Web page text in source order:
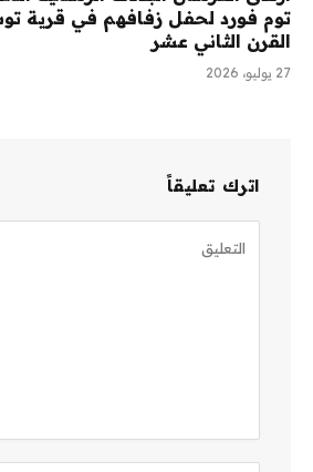
توم فورد لحفل زفافهم في قرية
القرن الثاني عشر
27 يوليو، 2026
اترك تعليقاً